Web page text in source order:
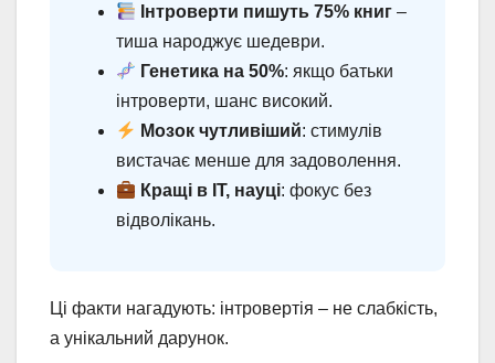
Інтроверти пишуть 75% книг –
тиша народжує шедеври.
Генетика на 50%: якщо батьки
інтроверти, шанс високий.
Мозок чутливіший: стимулів
вистачає менше для задоволення.
Кращі в IT, науці: фокус без
відволікань.
Ці факти нагадують: інтровертія – не слабкість,
а унікальний дарунок.